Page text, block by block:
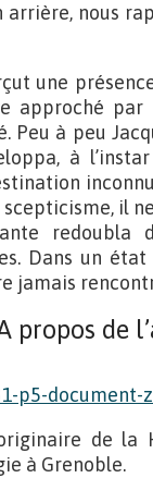
nous
une
approché
Peu à peu
à
il
redoubla
Dans un
jamais
propos de
de la
à Grenoble.